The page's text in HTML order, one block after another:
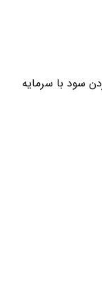
سود با سرمایه